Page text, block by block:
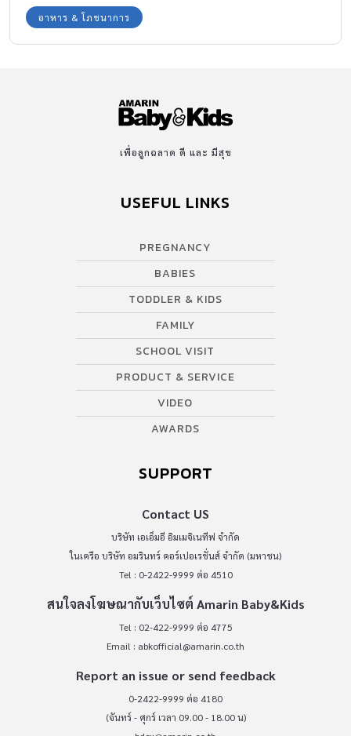
อาหาร & โภชนาการ
เพื่อลูกฉลาด ดี และ มีสุข
USEFUL LINKS
PREGNANCY
BABIES
TODDLER & KIDS
FAMILY
SCHOOL VISIT
PRODUCT & SERVICE
VIDEO
AWARDS
SUPPORT
Contact US
บริษัท เอเอ็มอี อิมเมจิเนทีฟ จำกัด
ในเครือ บริษัท อมรินทร์ คอร์เปอเรชั่นส์ จำกัด (มหาชน)
Tel : 0-2422-9999 ต่อ 4510
สนใจลงโฆษณากับเว็บไซต์ Amarin Baby&Kids
Tel : 02-422-9999 ต่อ 4775
Email : abkofficial@amarin.co.th
Report an issue or send feedback
0-2422-9999 ต่อ 4180
(จันทร์ - ศุกร์ เวลา 09.00 - 18.00 น)